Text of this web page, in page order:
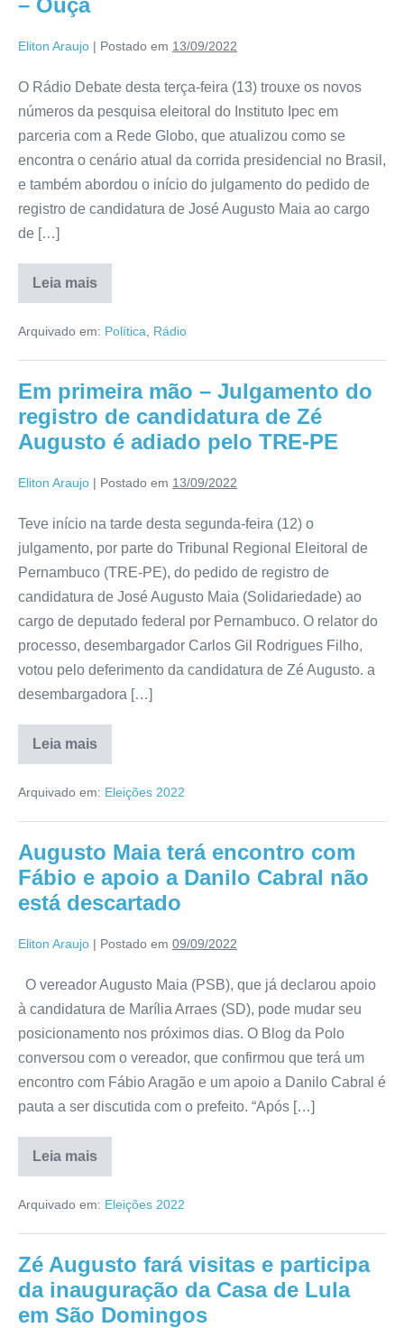
Eliton Araujo | Postado em 13/09/2022
O Rádio Debate desta terça-feira (13) trouxe os novos
números da pesquisa eleitoral do Instituto Ipec em
parceria com a Rede Globo, que atualizou como se
encontra o cenário atual da corrida presidencial no Brasil,
e também abordou o início do julgamento do pedido de
registro de candidatura de José Augusto Maia ao cargo
de […]
Leia mais
Arquivado em: Política Rádio
Em primeira mão – Julgamento do
registro de candidatura de Zé
Augusto é adiado pelo TRE-PE
Eliton Araujo | Postado em 13/09/2022
Teve início na tarde desta segunda-feira (12) o
julgamento, por parte do Tribunal Regional Eleitoral de
Pernambuco (TRE-PE), do pedido de registro de
candidatura de José Augusto Maia (Solidariedade) ao
cargo de deputado federal por Pernambuco. O relator do
processo, desembargador Carlos Gil Rodrigues Filho,
votou pelo deferimento da candidatura de Zé Augusto. a
desembargadora […]
Leia mais
Arquivado em: Eleições 2022
Augusto Maia terá encontro com
Fábio e apoio a Danilo Cabral não
está descartado
Eliton Araujo | Postado em 09/09/2022
O vereador Augusto Maia (PSB), que já declarou apoio
à candidatura de Marília Arraes (SD), pode mudar seu
posicionamento nos próximos dias. O Blog da Polo
conversou com o vereador, que confirmou que terá um
encontro com Fábio Aragão e um apoio a Danilo Cabral é
pauta a ser discutida com o prefeito. “Após […]
Leia mais
Arquivado em: Eleições 2022
Zé Augusto fará visitas e participa
da inauguração da Casa de Lula
em São Domingos